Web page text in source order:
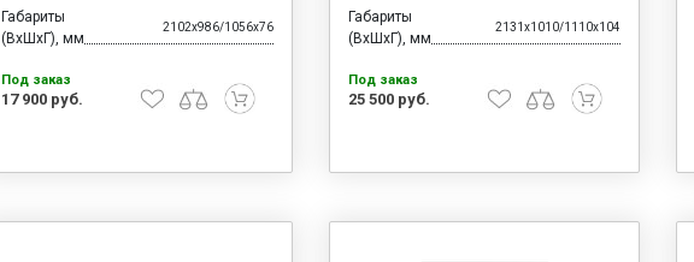
Габариты
(ВхШхГ), мм
2102x986/1056x76
Под заказ
17 900 руб.
Габариты
(ВхШхГ), мм
2131x1010/1110x104
Под заказ
25 500 руб.